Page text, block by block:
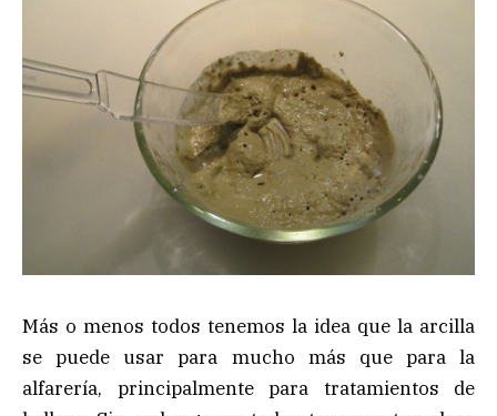
Más o menos todos tenemos la idea que la arcilla
se puede usar para mucho más que para la
alfarería, principalmente para tratamientos de